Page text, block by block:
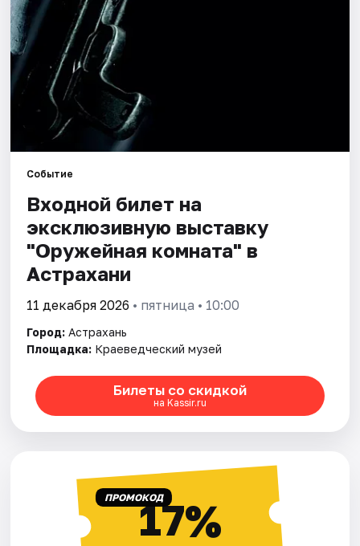
Рейтинги
Событие
Входной билет на
эксклюзивную выставку
"Оружейная комната" в
Астрахани
11 декабря 2026 • пятница • 10:00
Город: Астрахань
Площадка: Краеведческий музей
Билеты со скидкой
на Kassir.ru
ПРОМОКОД17%